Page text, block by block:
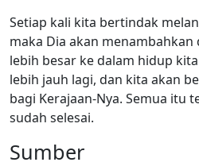
Setiap kali kita bertindak
maka Dia akan
lebih besar ke dalam hidup
lebih jauh lagi, dan kita akan
bagi Kerajaan-Nya. Semua itu
sudah selesai.
Sumber